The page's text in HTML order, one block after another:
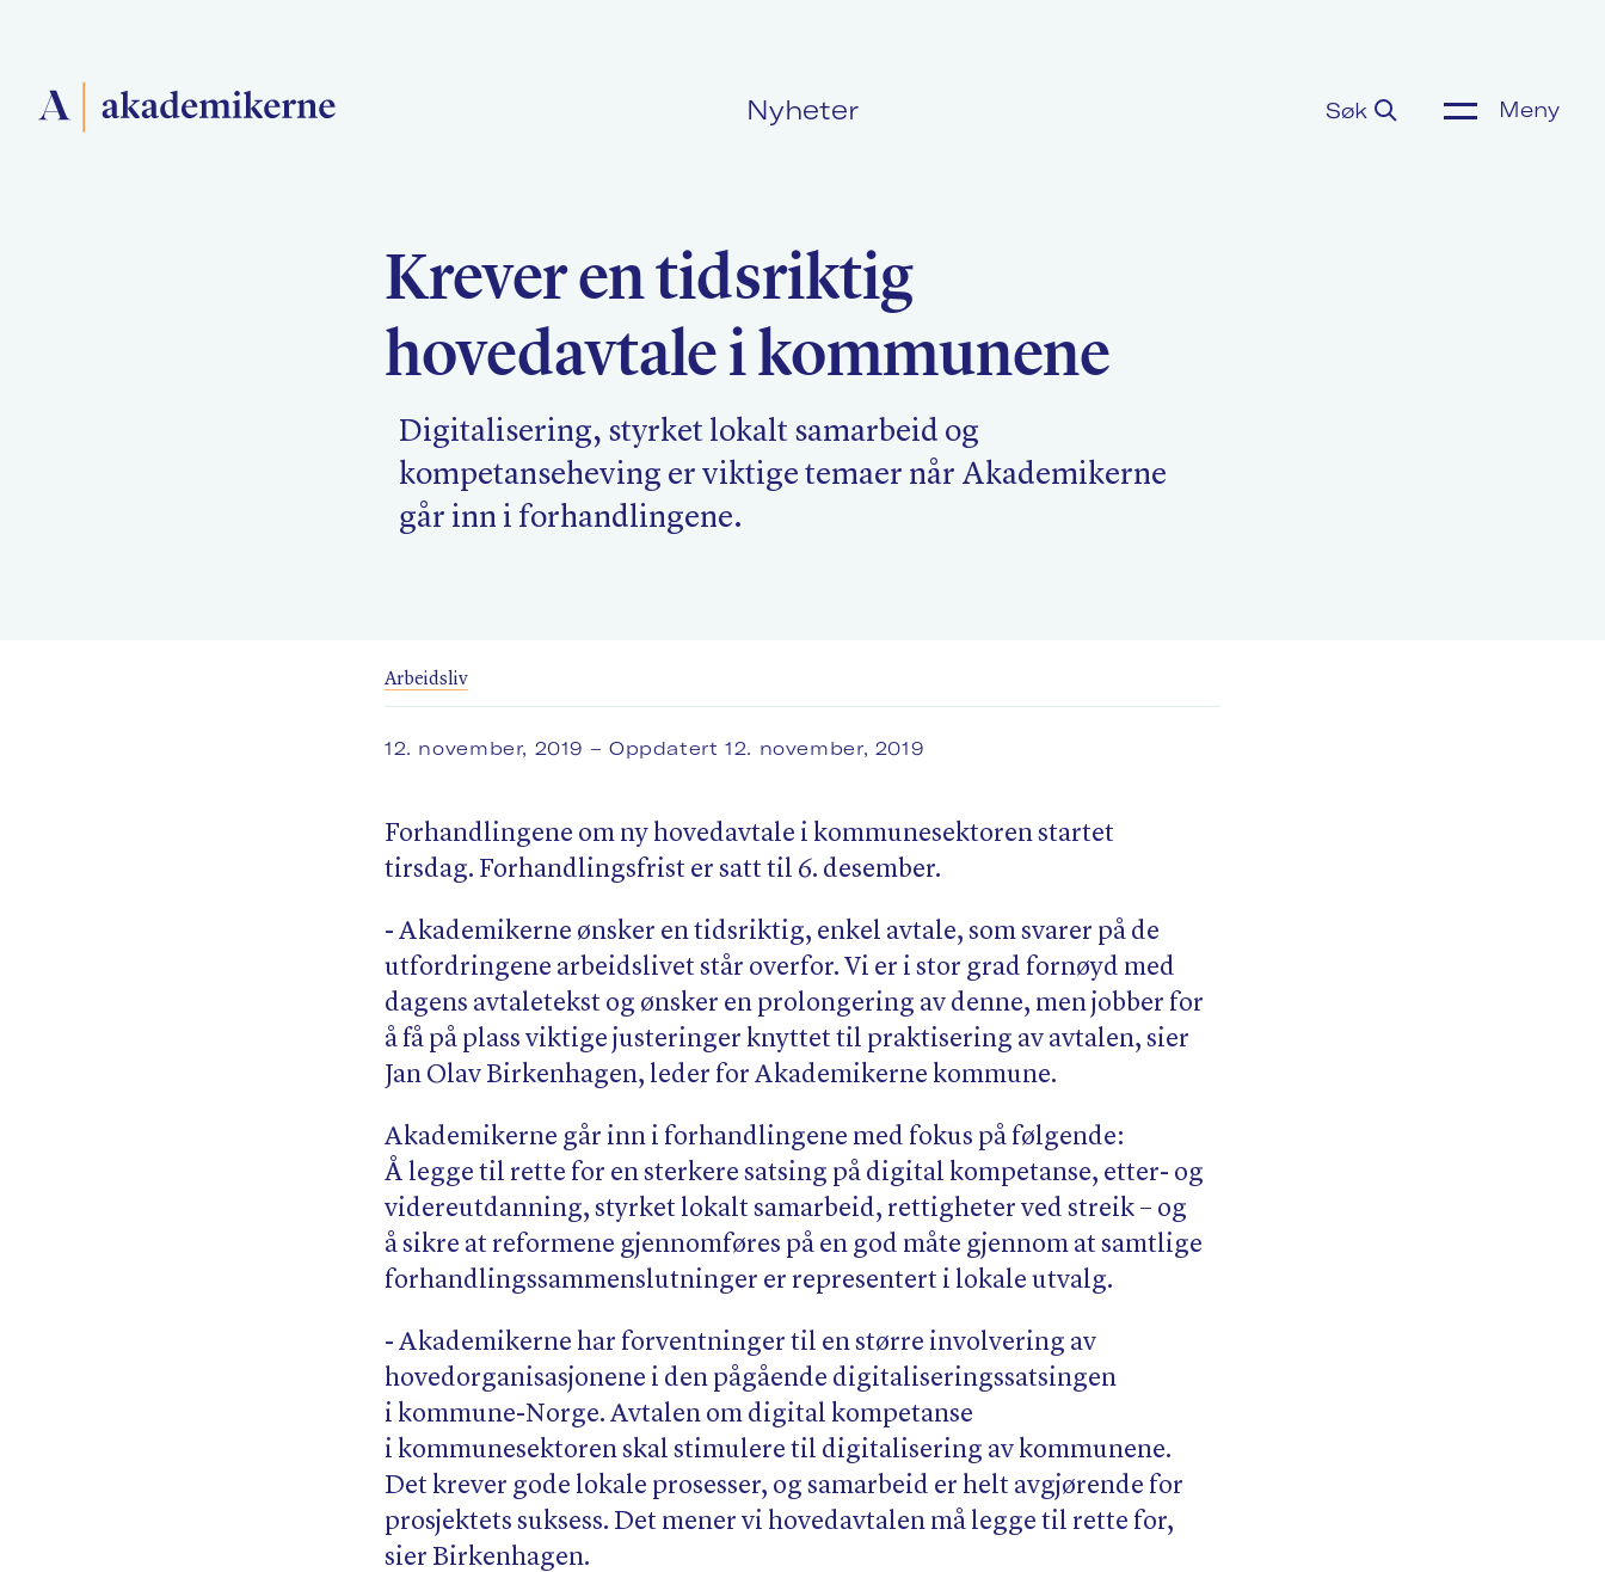
Nyheter Søk Meny
Medlemsforeninger Kurs og konferanser
Krever en tidsriktig
hovedavtale i kommunene
Digitalisering, styrket lokalt samarbeid og
kompetanseheving er viktige temaer når Akademikerne
går inn i forhandlingene.
Arbeidsliv
12. november, 2019 – Oppdatert 12. november, 2019
Forhandlingene om ny hovedavtale i kommunesektoren startet
tirsdag. Forhandlingsfrist er satt til 6. desember.
- Akademikerne ønsker en tidsriktig, enkel avtale, som svarer på de
utfordringene arbeidslivet står overfor. Vi er i stor grad fornøyd med
dagens avtaletekst og ønsker en prolongering av denne, men jobber for
å få på plass viktige justeringer knyttet til praktisering av avtalen, sier
Jan Olav Birkenhagen, leder for Akademikerne kommune.
Akademikerne går inn i forhandlingene med fokus på følgende:
Å legge til rette for en sterkere satsing på digital kompetanse, etter- og
videreutdanning, styrket lokalt samarbeid, rettigheter ved streik – og
å sikre at reformene gjennomføres på en god måte gjennom at samtlige
forhandlingssammenslutninger er representert i lokale utvalg.
- Akademikerne har forventninger til en større involvering av
hovedorganisasjonene i den pågående digitaliseringssatsingen
i kommune-Norge. Avtalen om digital kompetanse
i kommunesektoren skal stimulere til digitalisering av kommunene.
Det krever gode lokale prosesser, og samarbeid er helt avgjørende for
prosjektets suksess. Det mener vi hovedavtalen må legge til rette for,
sier Birkenhagen.